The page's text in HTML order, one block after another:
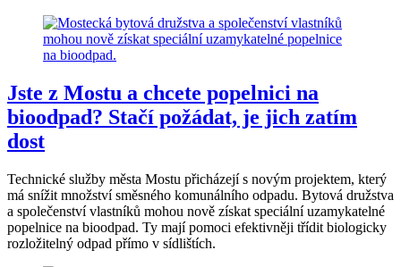
Jste z Mostu a chcete popelnici na
bioodpad? Stačí požádat, je jich zatím
dost
Technické služby města Mostu přicházejí s novým projektem, který
má snížit množství směsného komunálního odpadu. Bytová družstva
a společenství vlastníků mohou nově získat speciální uzamykatelné
popelnice na bioodpad. Ty mají pomoci efektivněji třídit biologicky
rozložitelný odpad přímo v sídlištích.